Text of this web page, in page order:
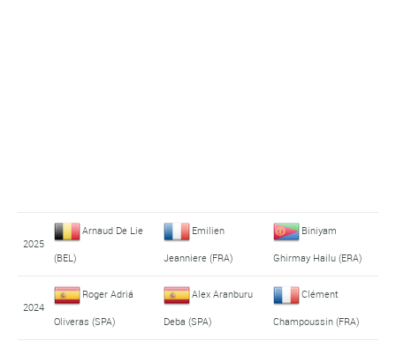
2025
Arnaud De Lie
(BEL)
Emilien
Jeanniere (FRA)
Biniyam
Ghirmay Hailu (ERA)
2024
Roger Adriá
Oliveras (SPA)
Alex Aranburu
Deba (SPA)
Clément
Champoussin (FRA)